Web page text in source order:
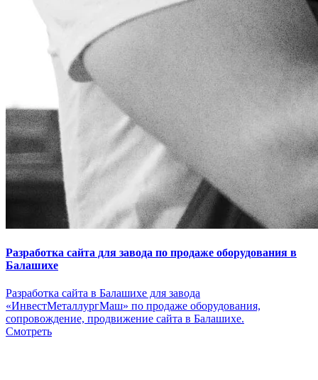
Разработка сайта для завода по продаже оборудования в
Балашихе
Разработка сайта в Балашихе для завода
«ИнвестМеталлургМаш» по продаже оборудования,
сопровождение, продвижение сайта в Балашихе.
Смотреть